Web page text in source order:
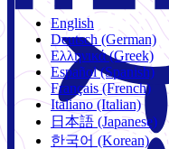
English
Deutsch (German)
Ελληνικά (Greek)
Español (Spanish)
Français (French)
Italiano (Italian)
日本語 (Japanese)
한국어 (Korean)